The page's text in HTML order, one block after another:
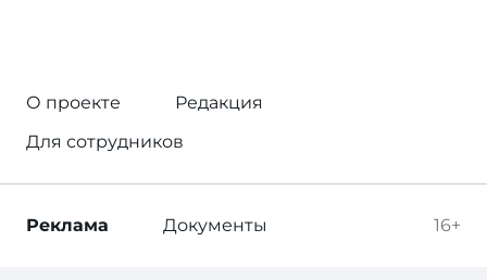
О проекте
Редакция
Для сотрудников
16+
Реклама Документы